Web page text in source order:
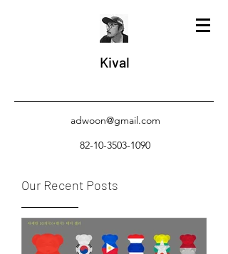
Kival
adwoon@gmail.com
82-10-3503-1090
Our Recent Posts